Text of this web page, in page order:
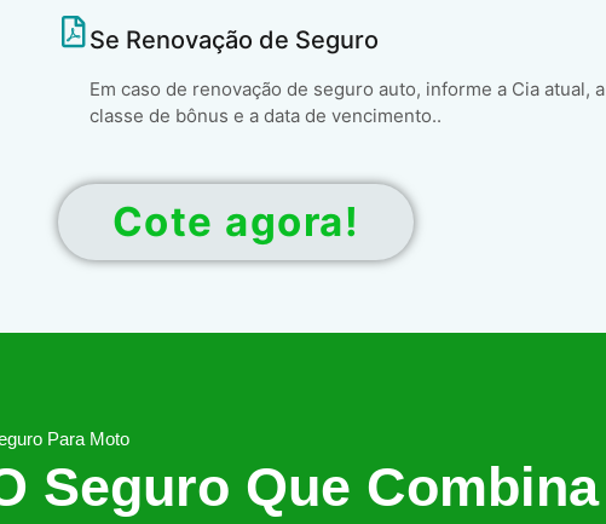
Se Renovação de Seguro
Em caso de renovação de seguro auto, informe a Cia atual, a
classe de bônus e a data de vencimento..
Cote agora!
Para Moto
Seguro Que Combina